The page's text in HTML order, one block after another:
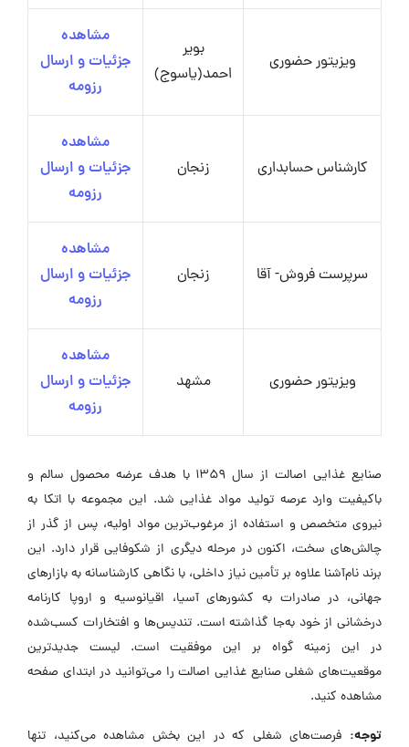
ویزیتور حضوری
بویر
احمد(یاسوج)
مشاهده
جزئیات و ارسال
رزومه
کارشناس حسابداری زنجان
مشاهده
جزئیات و ارسال
رزومه
سرپرست فروش- آقا زنجان
مشاهده
جزئیات و ارسال
رزومه
ویزیتور حضوری مشهد
مشاهده
جزئیات و ارسال
رزومه
صنایع غذایی اصالت از سال ۱۳۵۹ با هدف عرضه محصول سالم و
باکیفیت وارد عرصه تولید مواد غذایی شد. این مجموعه با اتکا به
نیروی متخصص و استفاده از مرغوب‌ترین مواد اولیه، پس از گذر از
چالش‌های سخت، اکنون در مرحله دیگری از شکوفایی قرار دارد. این
برند نام‌آشنا علاوه بر تأمین نیاز داخلی، با نگاهی کارشناسانه به بازارهای
جهانی، در صادرات به کشورهای آسیا، اقیانوسیه و اروپا کارنامه
درخشانی از خود به‌جا گذاشته است. تندیس‌ها و افتخارات کسب‌شده
در این زمینه گواه بر این موفقیت است. لیست جدیدترین
موقعیت‌های شغلی صنایع غذایی اصالت را می‌توانید در ابتدای صفحه
مشاهده کنید.
توجه: فرصت‌های شغلی که در این بخش مشاهده می‌کنید، تنها